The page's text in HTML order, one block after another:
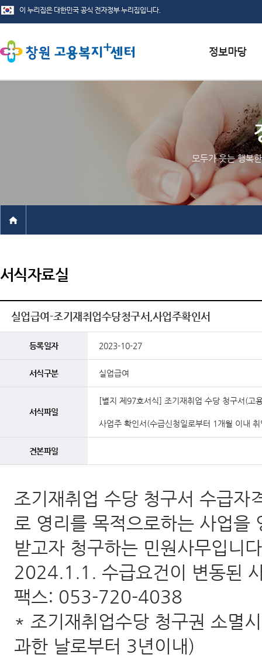
채용정보
인재정보
관련사이트
모두가 웃는 행복
서식자료실
실업급여-조기재취업수당청구서,사업주확인서
등록일자 2023-10-27
서식구분 실업급여
서식파일
[별지 제97호서식] 조기재취업 수당 청구서(고
사업주 확인서(수급신청일로부터 1개월 이내
견본파일
조기재취업 수당 청구서 수급자
로 영리를 목적으로하는 사업을
받고자 청구하는 민원사무입니
2024.1.1. 수급요건이 변동된
팩스: 053-720-4038
* 조기재취업수당 청구권 소멸
과한 날로부터 3년이내)